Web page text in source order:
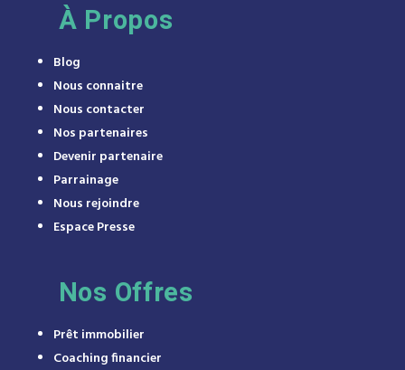
À Propos
Blog
Nous connaitre
Nous contacter
Nos partenaires
Devenir partenaire
Parrainage
Nous rejoindre
Espace Presse
Nos Offres
Prêt immobilier
Coaching financier